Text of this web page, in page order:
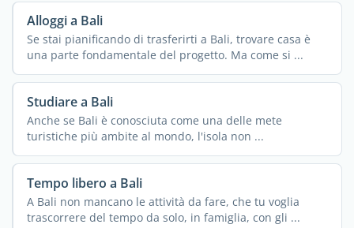
Alloggi a Bali
Se stai pianificando di trasferirti a Bali, trovare casa è
una parte fondamentale del progetto. Ma come si ...
Studiare a Bali
Anche se Bali è conosciuta come una delle mete
turistiche più ambite al mondo, l'isola non ...
Tempo libero a Bali
A Bali non mancano le attività da fare, che tu voglia
trascorrere del tempo da solo, in famiglia, con gli ...